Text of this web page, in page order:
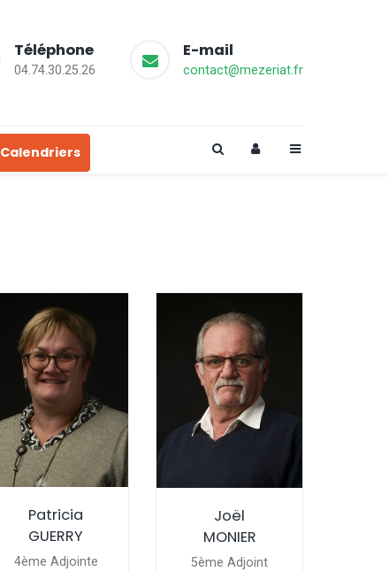
Téléphone
04.74.30.25.26
E-mail
contact@mezeriat.fr
Calendriers
Patricia
GUERRY
4ème Adjointe
Joël
MONIER
5ème Adjoint